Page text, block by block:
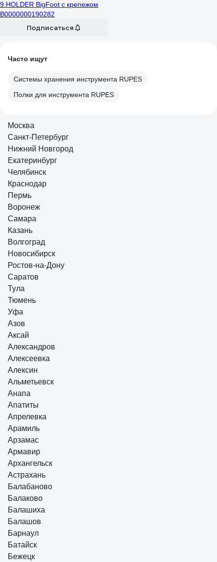
9.HOLDER BigFoot с крепежом
В0000000190282
Подписаться
Часто ищут
Системы хранения инструмента RUPES
Полки для инструмента RUPES
Москва
Санкт-Петербург
Нижний Новгород
Екатеринбург
Челябинск
Краснодар
Пермь
Воронеж
Самара
Казань
Волгоград
Новосибирск
Ростов-на-Дону
Саратов
Тула
Тюмень
Уфа
Азов
Аксай
Александров
Алексеевка
Алексин
Альметьевск
Анапа
Апатиты
Апрелевка
Арамиль
Арзамас
Армавир
Архангельск
Астрахань
Балабаново
Балаково
Балашиха
Балашов
Барнаул
Батайск
Бежецк